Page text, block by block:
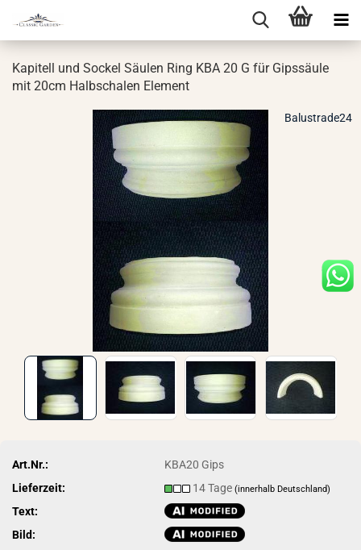
Ka­pi­tell und So­ckel Säu­len Ring KBA 20 G für Gips­säu­le
mit 20cm Halb­scha­len Ele­ment
Balustrade24
Art.Nr.:
KBA20 Gips
Lieferzeit:
14 Tage(innerhalb Deutschland)
Text:
Bild: